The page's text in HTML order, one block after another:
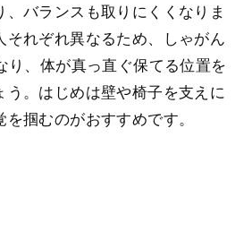
、バランスも取りにくくなりま
それぞれ異なるため、しゃがん
り、体が真っ直ぐ保てる位置を
う。はじめは壁や椅子を支えに
掴むのがおすすめです。